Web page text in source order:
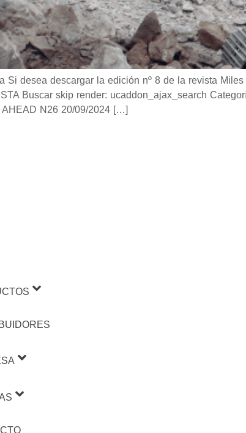
Si desea descargar la edición nº 8 de la revista
Buscar skip render: ucaddon_ajax_search
AHEAD N26 20/09/2024 […]